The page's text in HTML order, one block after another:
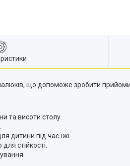
що допоможе зробити
та висоти столу.
дитини під час їжі.
стійкості.